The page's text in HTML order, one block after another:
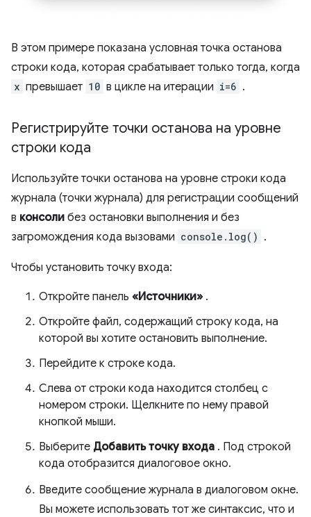
В этом примере показана условная точка останова
строки кода, которая срабатывает только тогда, когда
x превышает 10 в цикле на итерации i=6 .
Регистрируйте точки останова на уровне
строки кода
Используйте точки останова на уровне строки кода
журнала (точки журнала) для регистрации сообщений
в консоли без остановки выполнения и без
загромождения кода вызовами console.log() .
Чтобы установить точку входа:
Откройте панель «Источники» .
Откройте файл, содержащий строку кода, на
которой вы хотите остановить выполнение.
Перейдите к строке кода.
Слева от строки кода находится столбец с
номером строки. Щелкните по нему правой
кнопкой мыши.
Выберите Добавить точку входа . Под строкой
кода отобразится диалоговое окно.
Введите сообщение журнала в диалоговом окне.
Вы можете использовать тот же синтаксис, что и